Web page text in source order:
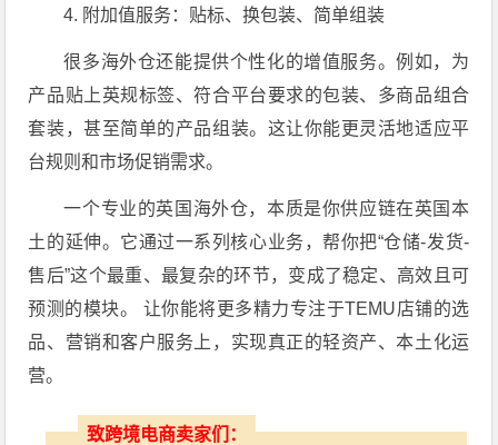
4. 附加值服务：贴标、换包装、简单组装
很多海外仓还能提供个性化的增值服务。例如，为
产品贴上英规标签、符合平台要求的包装、多商品组合
套装，甚至简单的产品组装。这让你能更灵活地适应平
台规则和市场促销需求。
一个专业的英国海外仓，本质是你供应链在英国本
土的延伸。它通过一系列核心业务，帮你把“仓储-发货-
售后”这个最重、最复杂的环节，变成了稳定、高效且可
预测的模块。 让你能将更多精力专注于TEMU店铺的选
品、营销和客户服务上，实现真正的轻资产、本土化运
营。
致跨境电商卖家们：